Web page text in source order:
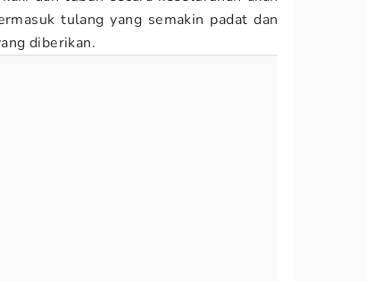
tulang yang semakin padat dan
diberikan.